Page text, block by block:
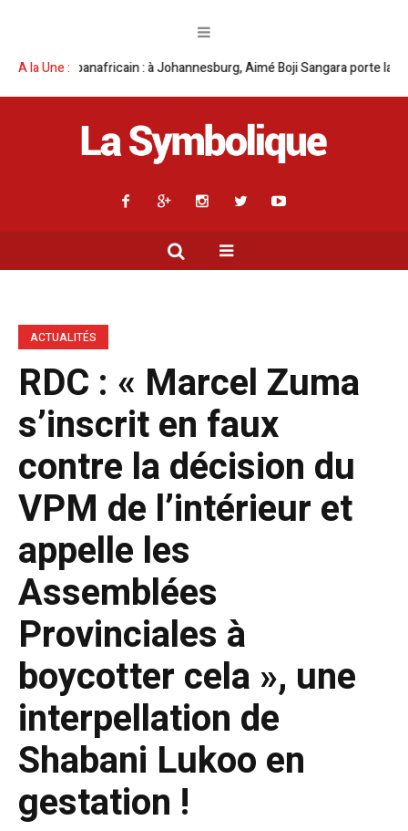
A la Une : Aimé Boji Sangara porte la voix de la RDC sur la sécurité,
ACTUALITÉS
RDC : « Marcel Zuma
s’inscrit en faux
contre la décision du
VPM de l’intérieur et
appelle les
Assemblées
Provinciales à
boycotter cela », une
interpellation de
Shabani Lukoo en
gestation !